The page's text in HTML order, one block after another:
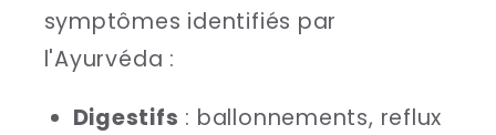
symptômes identifiés par
l'Ayurvéda :
Digestifs : ballonnements, reflux